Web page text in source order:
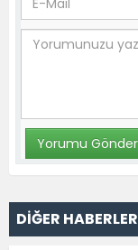
DİĞER HABERLER